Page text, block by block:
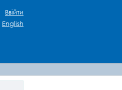
Ввійти
English